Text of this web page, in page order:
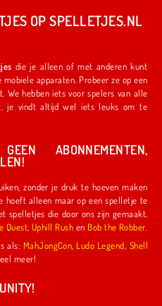
OP SPELLETJES.NL
die je alleen of met anderen kunt
apparaten. Probeer ze op een
wel iets leuks om te
ABONNEMENTEN,
zonder je druk te hoeven maken
hoeft alleen maar op een spelletje te
Quest Uphill Rush en Bob the Robber
We hebben ook andere populaire titels als: MahJongCon Ludo Legend Shell
nog veel meer!